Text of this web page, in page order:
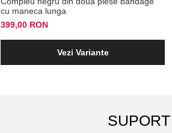
cu maneca lunga
399,00 RON
Vezi Variante